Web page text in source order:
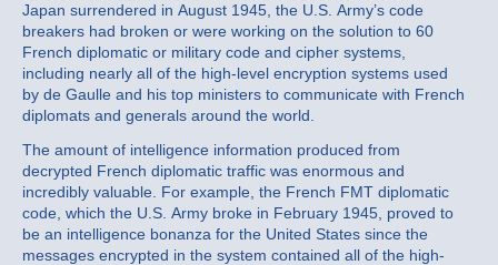
Japan surrendered in August 1945, the U.S. Army’s code
breakers had broken or were working on the solution to 60
French diplomatic or military code and cipher systems,
including nearly all of the high-level encryption systems used
by de Gaulle and his top ministers to communicate with French
diplomats and generals around the world.
The amount of intelligence information produced from
decrypted French diplomatic traffic was enormous and
incredibly valuable. For example, the French FMT diplomatic
code, which the U.S. Army broke in February 1945, proved to
be an intelligence bonanza for the United States since the
messages encrypted in the system contained all of the high-